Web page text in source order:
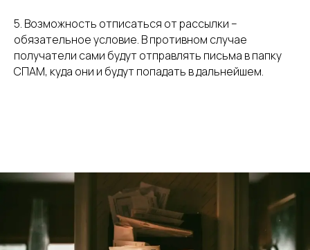
5. Возможность отписаться от рассылки –
обязательное условие. В противном случае
получатели сами будут отправлять письма в папку
СПАМ, куда они и будут попадать в дальнейшем.